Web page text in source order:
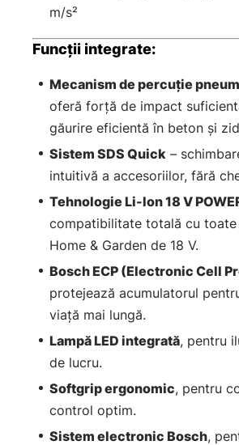
m/s²
Funcții integrate:
Mecanism de percuție
oferă forță de impact
găurire eficientă în beton și
Sistem SDS Quick –
intuitivă a accesoriilor, fără
Tehnologie Li-Ion 18 V
compatibilitate totală cu toate
Home & Garden de 18 V.
Bosch ECP (Electronic Cell
protejează acumulatorul
viață mai lungă.
Lampă LED integrată, pentru
de lucru.
Softgrip ergonomic, pentru
control optim.
Sistem electronic Bosch,